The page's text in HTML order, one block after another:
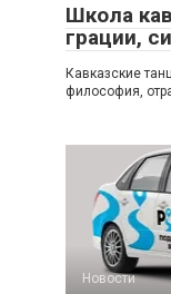
Школа
грации,
Кавказские
философия,
Новости